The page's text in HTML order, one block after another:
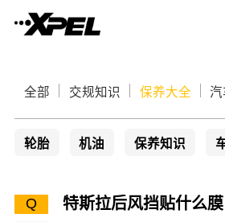
全部 交规知识 保养大全 汽
轮胎 机油 保养知识
Q 特斯拉后风挡贴什么膜